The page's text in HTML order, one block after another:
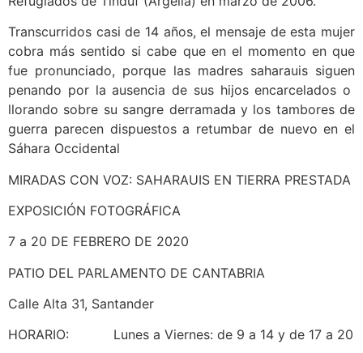
Transcurridos casi de 14 años, el mensaje de esta mujer
cobra más sentido si cabe que en el momento en que
fue pronunciado, porque las madres saharauis siguen
penando por la ausencia de sus hijos encarcelados o
llorando sobre su sangre derramada y los tambores de
guerra parecen dispuestos a retumbar de nuevo en el
Sáhara Occidental
MIRADAS CON VOZ: SAHARAUIS EN TIERRA PRESTADA
EXPOSICIÓN FOTOGRÁFICA
7 a 20 DE FEBRERO DE 2020
PATIO DEL PARLAMENTO DE CANTABRIA
Calle Alta 31, Santander
HORARIO: Lunes a Viernes: de 9 a 14 y de 17 a 20